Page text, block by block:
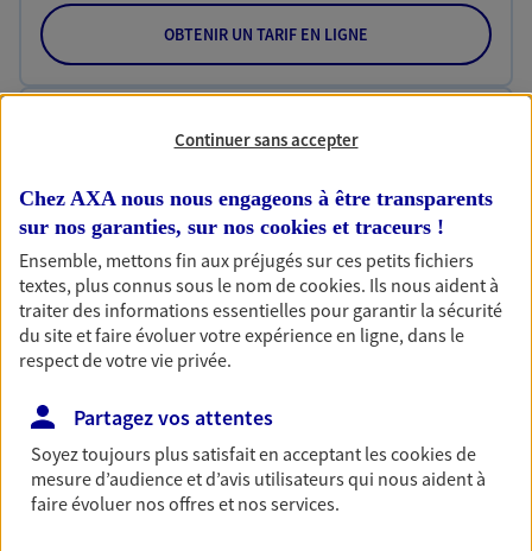
OBTENIR UN TARIF EN LIGNE
Habitation
contrat Ma Maison assure votre sérénité en
protégeant ce qui vous tient à coeur.
Découvrir l'offre Habitation
OBTENIR UN TARIF EN LIGNE
Bricoleuse, féru de jardinage, pâtissier en herbe
ou grande lectrice… personne n'est à l'abri d'un
accident du quotidien. Avec Ma Protection
Accident, protégez votre qualité de vie et vos
Continuer sans accepter
Chez AXA nous nous engageons à être transparents
sur nos garanties, sur nos cookies et traceurs !
Ensemble, mettons fin aux préjugés sur ces petits fichiers
textes, plus connus sous le nom decookies. Ils nous aident à
traiter des informations essentielles pour garantir la sécurité
du site et faire évoluer votre expérience en ligne, dans le
respect de votre vie privée.
Partagez vos attentes
Soyez toujours plus satisfait en acceptant lescookiesde
mesure d’audience et d’avis utilisateurs qui nous aident à
faire évoluer nos offres et nos services.